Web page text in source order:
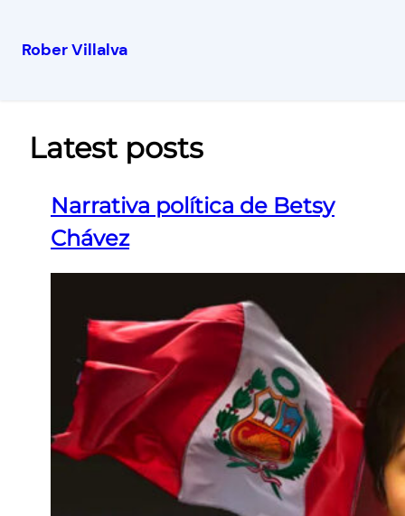
Rober Villalva
Latest posts
Narrativa política de Betsy
Chávez